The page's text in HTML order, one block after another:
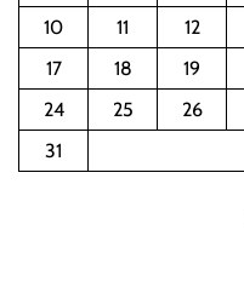
c
i
10
11 12
17
18 19
24
25 26
31